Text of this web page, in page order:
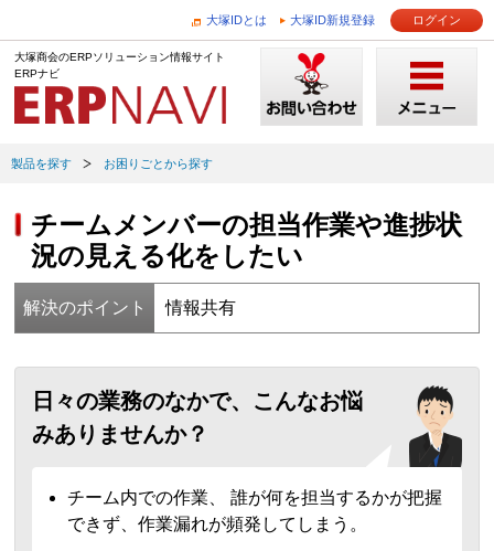
大塚IDとは 大塚ID新規登録 ログイン
大塚商会のERPソリューション情報サイト
ERPナビ
製品を探す お困りごとから探す
チームメンバーの担当作業や進捗状
況の見える化をしたい
解決のポイント 情報共有
日々の業務のなかで、こんなお悩
みありませんか？
チーム内での作業、 誰が何を担当するかが把握
できず、作業漏れが頻発してしまう。